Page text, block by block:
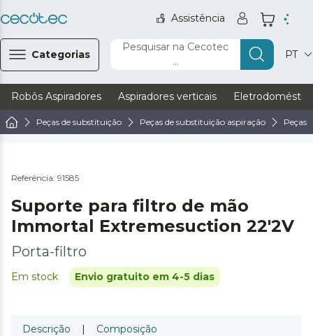
Assistência
Categorias
Pesquisar na Cecotec
...
PT
Robôs Aspiradores Aspiradores verticais
Peças de substituição Peças de substituição aspiração Peças
Referência: 91585
Suporte para filtro de mão
Immortal Extremesuction 22'2V
Porta-filtro
Em stock Envio gratuito em 4-5 dias
Descrição | Composição